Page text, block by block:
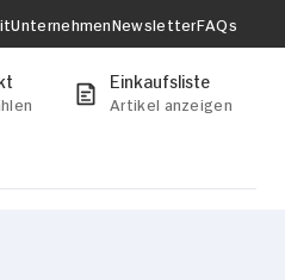
UnternehmenNewsletterFAQs
Einkaufsliste
Artikel anzeigen